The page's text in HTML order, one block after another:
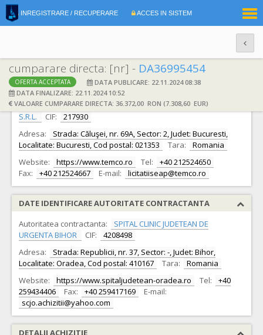
INREGISTRARE / RECUPERARE ACCES IN SISTEM
cumparare directa: [nr] - DA36995454
OFERTA ACCEPTATA
DATA PUBLICARE: 22.11.2024 08:38
DATA FINALIZARE: 22.11.2024 10:52
VALOARE CUMPARARE DIRECTA: 36.372,00 RON (7.308,60 EUR)
DATE IDENTIFICARE OFERTANT
Ofertant: S.C. TEHNO ELECTRO MEDICAL COMPANY S.R.L.
S.R.L.
CIF:
217930
Adresa:
Strada: Căluşei, nr. 69A, Sector: 2, Judet: Bucuresti,
Localitate: Bucuresti, Cod postal: 021353
Tara:
Romania
Website:
https://www.temco.ro Tel:
+40 212524650
Fax:
+40 212524667 E-mail: licitatiiseap@temco.ro
DATE IDENTIFICARE AUTORITATE CONTRACTANTA
Autoritatea contractanta:
SPITAL CLINIC JUDETEAN DE
URGENTA BIHOR
CIF:
4208498
Adresa:
Strada: Republicii, nr. 37, Sector: -, Judet: Bihor,
Localitate: Oradea, Cod postal: 410167
Tara:
Romania
Website:
https://www.spitaljudetean-oradea.ro Tel:
+40
259434406
Fax: +40 259417169
E-mail:
scjo.achizitii@yahoo.com
DETALII ACHIZITIE